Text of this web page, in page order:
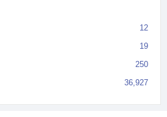
12
19
250
36,927